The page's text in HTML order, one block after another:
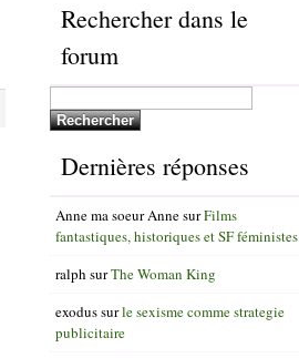
Rechercher dans le
forum
Dernières réponses
Anne ma soeur AnnesurFilms
fantastiques, historiques et SF féministes
ralph surThe Woman King
exodussurle sexisme comme strategie
publicitaire